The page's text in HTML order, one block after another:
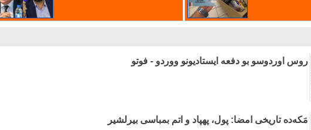
روس اوردوسو بو دفعه ایستادیونو ووردو - فوتو
مَکه‌ده تاریخی امضا: پول، پهپاد و اتم بمباسی بیرلشیر